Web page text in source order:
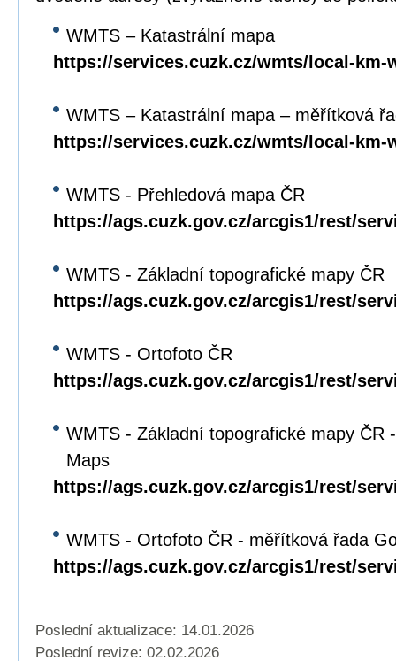
WMTS – Katastrální mapa
https://services.cuzk.cz/wmts/local-km-
WMTS – Katastrální mapa – měřítková
https://services.cuzk.cz/wmts/local-km-
WMTS - Přehledová mapa ČR
https://ags.cuzk.gov.cz/arcgis1/rest/
WMTS - Základní topografické mapy ČR
https://ags.cuzk.gov.cz/arcgis1/rest/
WMTS - Ortofoto ČR
https://ags.cuzk.gov.cz/arcgis1/rest/
WMTS - Základní topografické mapy ČR
Maps
https://ags.cuzk.gov.cz/arcgis1/rest/
WMTS - Ortofoto ČR - měřítková řada
https://ags.cuzk.gov.cz/arcgis1/rest/
Poslední aktualizace: 14.01.2026
Poslední revize: 02.02.2026